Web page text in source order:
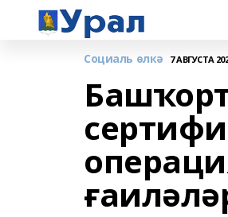
Социаль өлкә 7 АВГУСТА